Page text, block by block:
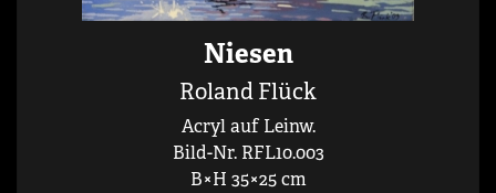
Niesen
Roland Flück
Acryl auf Leinw.
Bild-Nr. RFL10.003
B×H 35×25 cm